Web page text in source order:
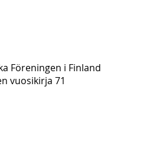
Föreningen i Finland
vuosikirja 71